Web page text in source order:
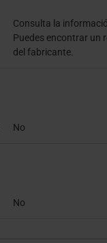
Consulta la
Puedes encontrar un
del fabricante.
No
No